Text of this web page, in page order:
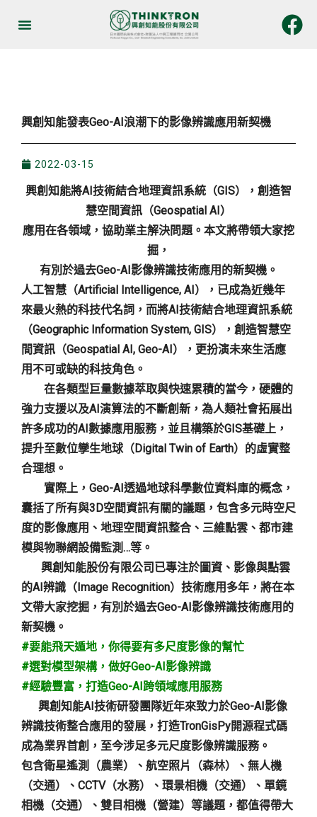
興創知能發表Geo-AI浪潮下的影像辨識應用新契機
2022-03-15
興創知能將AI技術結合地理資訊系統（GIS），創造智
慧空間資訊（Geospatial AI）
應用在各領域，協助業主解決問題。本文將帶領大家挖
掘，
有別於過去Geo-AI影像辨識技術應用的新契機。
人工智慧（Artificial Intelligence, AI），已成為近幾年
來最火熱的科技代名詞，而將AI技術結合地理資訊系統
（Geographic Information System, GIS），創造智慧空
間資訊（Geospatial AI, Geo-AI），更扮演未來生活應
用不可或缺的科技角色。
在各類型巨量數據萃取與快速累積的當今，硬體的
強力支援以及AI演算法的不斷創新，為人類社會拓展出
許多成功的AI數據應用服務，並且構築於GIS基礎上，
提升至數位孿生地球（Digital Twin of Earth）的虛實整
合理想。
實際上，Geo-AI透過地球科學數位資料庫的概念，
囊括了所有與3D空間資訊有關的議題，包含多元時空尺
度的影像應用、地理空間資訊整合、三維點雲、都市建
模與物聯網設備監測…等。
興創知能股份有限公司已專注於圖資、影像與點雲
的AI辨識（Image Recognition）技術應用多年，將在本
文帶大家挖掘，有別於過去Geo-AI影像辨識技術應用的
新契機。
#要能飛天遁地，你得要有多尺度影像的幫忙
#選對模型架構，做好Geo-AI影像辨識
#經驗豐富，打造Geo-AI跨領域應用服務
興創知能AI技術研發團隊近年來致力於Geo-AI影像
辨識技術整合應用的發展，打造TronGisPy開源程式碼
成為業界首創，至今涉足多元尺度影像辨識服務。
包含衛星遙測（農業）、航空照片（森林）、無人機
（交通）、CCTV（水務）、環景相機（交通）、單鏡
相機（交通）、雙目相機（營建）等議題，都值得帶大